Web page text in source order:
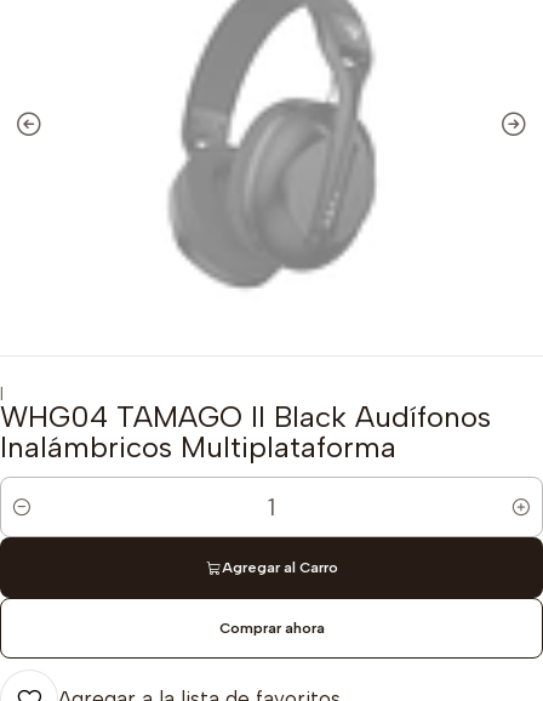
|
WHG04 TAMAGO II Black Audífonos
Inalámbricos Multiplataforma
Cantidad
Agregar al Carro
Comprar ahora